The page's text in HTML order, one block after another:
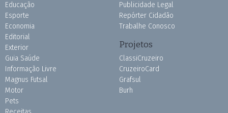
Educação
Esporte
Economia
Editorial
Exterior
Guia Saúde
Informação Livre
Magnus Futsal
Motor
Pets
Publicidade Legal
Repórter Cidadão
Trabalhe Conosco
Projetos
ClassiCruzeiro
CruzeiroCard
Grafsul
Burh